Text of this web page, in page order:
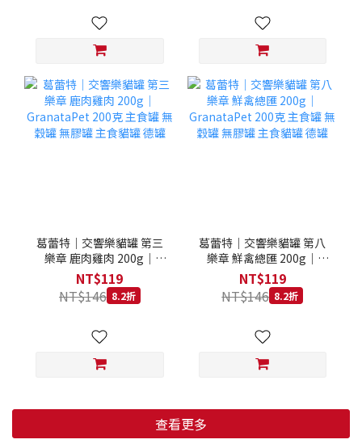
葛蕾特｜交響樂貓罐 第三
樂章 鹿肉雞肉 200g｜
GranataPet 200克 主食罐
無穀罐 無膠罐 主食貓罐 德
罐
NT$119
NT$146 8.2折
葛蕾特｜交響樂貓罐 第八
樂章 鮮禽總匯 200g｜
GranataPet 200克 主食罐
無穀罐 無膠罐 主食貓罐 德
罐
NT$119
NT$146 8.2折
查看更多